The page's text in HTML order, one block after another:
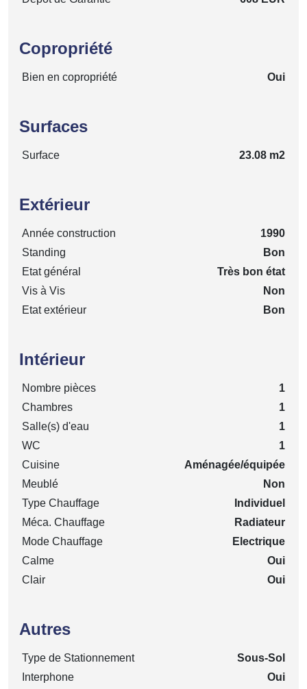
Copropriété
Bien en copropriété Oui
Surfaces
Surface 23.08 m2
Extérieur
Année construction
1990
Standing
Bon
Etat général
Très bon état
Vis à Vis
Non
Etat extérieur
Bon
Intérieur
Nombre pièces
1
Chambres
1
Salle(s) d'eau
1
WC
1
Cuisine
Aménagée/équipée
Meublé
Non
Type Chauffage
Individuel
Méca. Chauffage
Radiateur
Mode Chauffage
Electrique
Calme
Oui
Clair
Oui
Autres
Type de Stationnement
Sous-Sol
Interphone
Oui